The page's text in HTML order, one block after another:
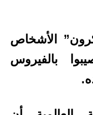
الأشخاص
بالفيروس